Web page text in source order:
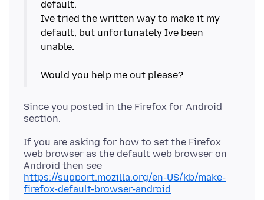
default.
Ive tried the written way to make it my
default, but unfortunately Ive been
unable.
Since you posted in the Firefox for Android
If you are asking for how to set the Firefox
web browser as the default web browser on
Android then see
https://support.mozilla.org/en-US/kb/make-
firefox-default-browser-android